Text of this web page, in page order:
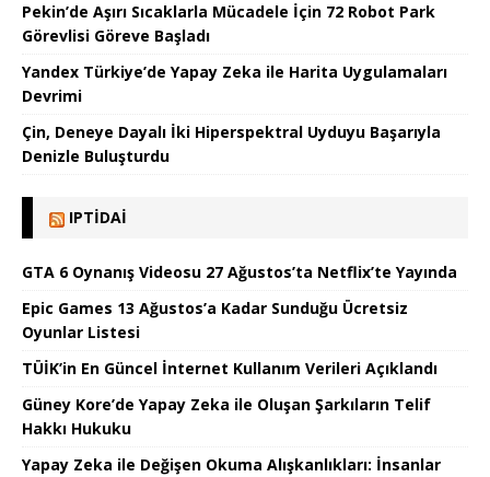
Pekin’de Aşırı Sıcaklarla Mücadele İçin 72 Robot Park
Görevlisi Göreve Başladı
Yandex Türkiye’de Yapay Zeka ile Harita Uygulamaları
Devrimi
Çin, Deneye Dayalı İki Hiperspektral Uyduyu Başarıyla
Denizle Buluşturdu
IPTIDAI
GTA 6 Oynanış Videosu 27 Ağustos’ta Netflix’te Yayında
Epic Games 13 Ağustos’a Kadar Sunduğu Ücretsiz
Oyunlar Listesi
TÜİK’in En Güncel İnternet Kullanım Verileri Açıklandı
Güney Kore’de Yapay Zeka ile Oluşan Şarkıların Telif
Hakkı Hukuku
Yapay Zeka ile Değişen Okuma Alışkanlıkları: İnsanlar